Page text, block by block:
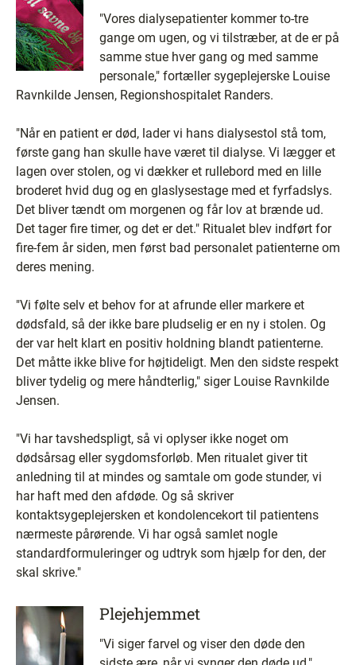
"Vores dialysepatienter kommer to-tre
gange om ugen, og vi tilstræber, at de er på
samme stue hver gang og med samme
personale," fortæller sygeplejerske Louise
Ravnkilde Jensen, Regionshospitalet Randers.
"Når en patient er død, lader vi hans dialysestol stå tom,
første gang han skulle have været til dialyse. Vi lægger et
lagen over stolen, og vi dækker et rullebord med en lille
broderet hvid dug og en glaslysestage med et fyrfadslys.
Det bliver tændt om morgenen og får lov at brænde ud.
Det tager fire timer, og det er det." Ritualet blev indført for
fire-fem år siden, men først bad personalet patienterne om
deres mening.
"Vi følte selv et behov for at afrunde eller markere et
dødsfald, så der ikke bare pludselig er en ny i stolen. Og
der var helt klart en positiv holdning blandt patienterne.
Det måtte ikke blive for højtideligt. Men den sidste respekt
bliver tydelig og mere håndterlig," siger Louise Ravnkilde
Jensen.
"Vi har tavshedspligt, så vi oplyser ikke noget om
dødsårsag eller sygdomsforløb. Men ritualet giver tit
anledning til at mindes og samtale om gode stunder, vi
har haft med den afdøde. Og så skriver
kontaktsygeplejersken et kondolencekort til patientens
nærmeste pårørende. Vi har også samlet nogle
standardformuleringer og udtryk som hjælp for den, der
skal skrive."
Plejehjemmet
"Vi siger farvel og viser den døde den